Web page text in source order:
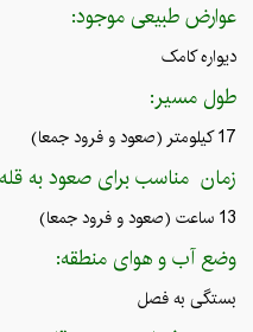
عوارض طبیعی موجود:
دیواره کامک
طول مسیر:
17 کیلومتر (صعود و فرود جمعا)
زمان مناسب برای صعود به
13 ساعت (صعود و فرود جمعا)
وضع آب و هوای منطقه:
بستگی به فصل